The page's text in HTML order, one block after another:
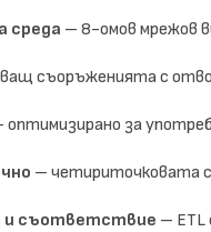
среда – 8-омов мрежов
съоръженията с
оптимизирано за
– четириточковата
и съответствие –